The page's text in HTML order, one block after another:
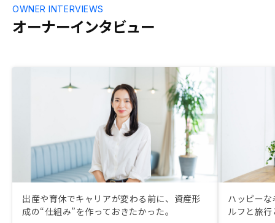
オーナーインタビュー
OWNER INTERVIEWS
出産や育休でキャリアが変わる前に、資産形
成の“仕組み”を作っておきたかった。
ハッピー
ルフと旅